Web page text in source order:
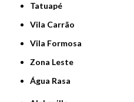
Tatuapé
Vila Carrão
Vila Formosa
Zona Leste
Água Rasa